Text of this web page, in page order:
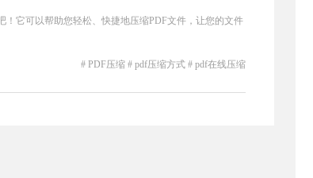
！它可以帮助您轻松、快捷地压缩PDF文件，让您的文件
# PDF压缩 # pdf压缩方式 # pdf在线压缩